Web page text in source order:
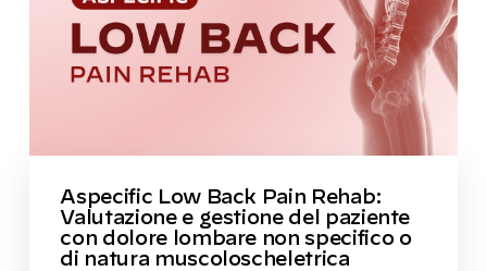
Aspecific Low Back Pain Rehab:
Valutazione e gestione del paziente
con dolore lombare non specifico o
di natura muscoloscheletrica